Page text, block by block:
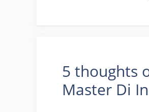
5 thoughts
Master Di